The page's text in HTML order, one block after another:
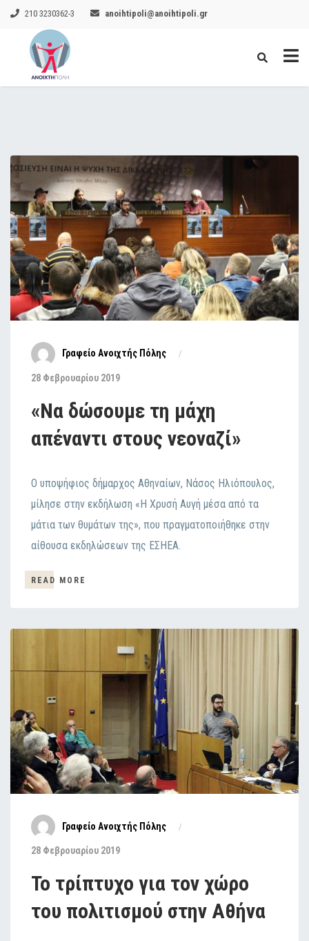
210 3230362-3 anoihtipoli@anoihtipoli.gr
Γραφείο Ανοιχτής Πόλης
28 Φεβρουαρίου 2019
«Να δώσουμε τη μάχη
απέναντι στους νεοναζί»
Ο υποψήφιος δήμαρχος Αθηναίων, Νάσος Ηλιόπουλος,
μίλησε στην εκδήλωση «Η Χρυσή Αυγή μέσα από τα
μάτια των θυμάτων της», που πραγματοποιήθηκε στην
αίθουσα εκδηλώσεων της ΕΣΗΕΑ.
READ MORE
Γραφείο Ανοιχτής Πόλης
28 Φεβρουαρίου 2019
Το τρίπτυχο για τον χώρο
του πολιτισμού στην Αθήνα